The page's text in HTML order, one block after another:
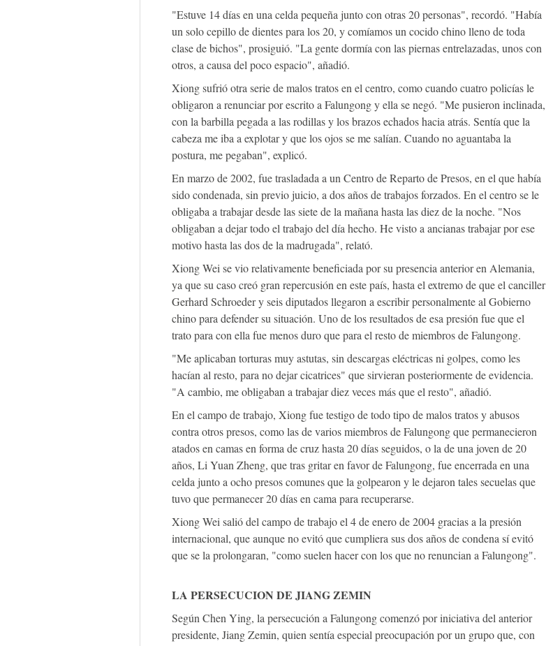
"Estuve 14 días en una celda pequeña junto con otras 20 personas", recordó. "Había
un solo cepillo de dientes para los 20, y comíamos un cocido chino lleno de toda
clase de bichos", prosiguió. "La gente dormía con las piernas entrelazadas, unos con
otros, a causa del poco espacio", añadió.
Xiong sufrió otra serie de malos tratos en el centro, como cuando cuatro policías le
obligaron a renunciar por escrito a Falungong y ella se negó. "Me pusieron inclinada,
con la barbilla pegada a las rodillas y los brazos echados hacia atrás. Sentía que la
cabeza me iba a explotar y que los ojos se me salían. Cuando no aguantaba la
postura, me pegaban", explicó.
En marzo de 2002, fue trasladada a un Centro de Reparto de Presos, en el que había
sido condenada, sin previo juicio, a dos años de trabajos forzados. En el centro se le
obligaba a trabajar desde las siete de la mañana hasta las diez de la noche. "Nos
obligaban a dejar todo el trabajo del día hecho. He visto a ancianas trabajar por ese
motivo hasta las dos de la madrugada", relató.
Xiong Wei se vio relativamente beneficiada por su presencia anterior en Alemania,
ya que su caso creó gran repercusión en este país, hasta el extremo de que el canciller
Gerhard Schroeder y seis diputados llegaron a escribir personalmente al Gobierno
chino para defender su situación. Uno de los resultados de esa presión fue que el
trato para con ella fue menos duro que para el resto de miembros de Falungong.
"Me aplicaban torturas muy astutas, sin descargas eléctricas ni golpes, como les
hacían al resto, para no dejar cicatrices" que sirvieran posteriormente de evidencia.
"A cambio, me obligaban a trabajar diez veces más que el resto", añadió.
En el campo de trabajo, Xiong fue testigo de todo tipo de malos tratos y abusos
contra otros presos, como las de varios miembros de Falungong que permanecieron
atados en camas en forma de cruz hasta 20 días seguidos, o la de una joven de 20
años, Li Yuan Zheng, que tras gritar en favor de Falungong, fue encerrada en una
celda junto a ocho presos comunes que la golpearon y le dejaron tales secuelas que
tuvo que permanecer 20 días en cama para recuperarse.
Xiong Wei salió del campo de trabajo el 4 de enero de 2004 gracias a la presión
internacional, que aunque no evitó que cumpliera sus dos años de condena sí evitó
que se la prolongaran, "como suelen hacer con los que no renuncian a Falungong".
LA PERSECUCION DE JIANG ZEMIN
Según Chen Ying, la persecución a Falungong comenzó por iniciativa del anterior
presidente, Jiang Zemin, quien sentía especial preocupación por un grupo que, con